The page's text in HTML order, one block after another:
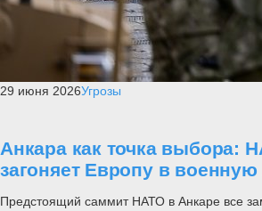
29 июня 2026Угрозы
Анкара как точка выбора:
загоняет Европу в
Предстоящий саммит НАТО в Анкаре все